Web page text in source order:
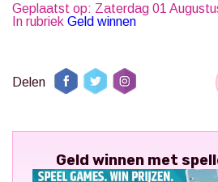
Geplaatst op: Zaterdag 01
In rubriek Geld winnen
Delen
Geld winnen met